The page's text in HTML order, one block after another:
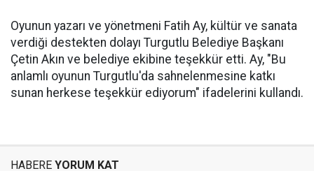
Oyunun yazarı ve yönetmeni Fatih Ay, kültür ve sanata
verdiği destekten dolayı Turgutlu Belediye Başkanı
Çetin Akın ve belediye ekibine teşekkür etti. Ay, "Bu
anlamlı oyunun Turgutlu'da sahnelenmesine katkı
sunan herkese teşekkür ediyorum" ifadelerini kullandı.
HABERE YORUM KAT